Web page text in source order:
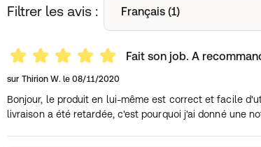
Filtrer les avis : Français (1)
Fait son job. A
sur Thirion W. le 08/11/2020
Bonjour, le produit en lui-même est correct et facile
livraison a été retardée, c'est pourquoi j'ai donné une